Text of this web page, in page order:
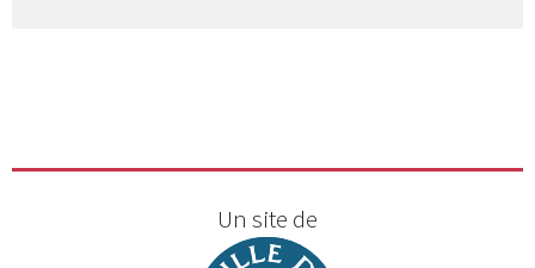
Un site de